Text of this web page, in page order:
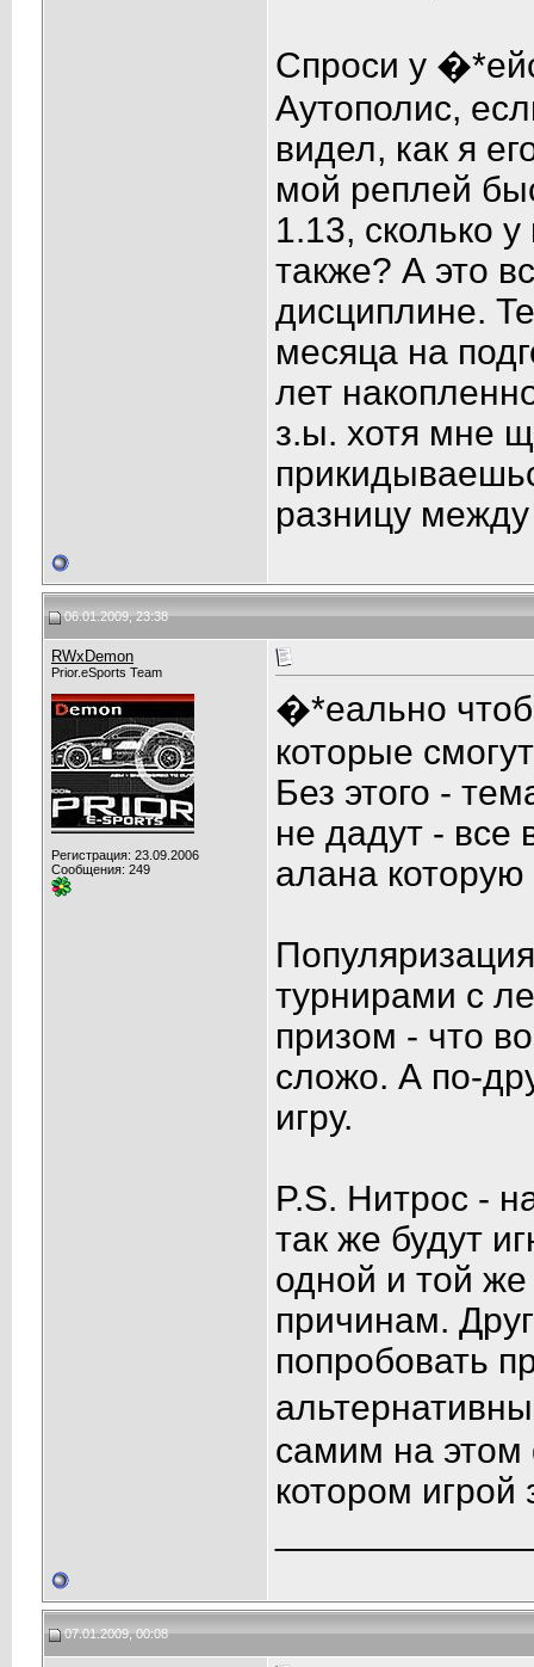
Спроси у
Аутополис,
видел, как я
мой реплей
1.13, сколько
также? А это
дисциплине.
месяца на
лет
з.ы. хотя мне
разницу
06.01.2009, 23:38
RWxDemon
Prior.eSports Team
Регистрация: 23.09.2006
Сообщения: 249
�*еально
которые
Без этого -
не дадут - все
алана
турнирами с
призом - что
сложо. А по-
игру.
P.S. Нитрос -
так же будут
одной и той
причинам.
попробовать
самим на этом
котором игрой
07.01.2009, 00:08